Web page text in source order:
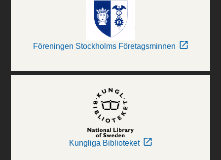
Föreningen Stockholms Företagsminnen
Kungliga Biblioteket